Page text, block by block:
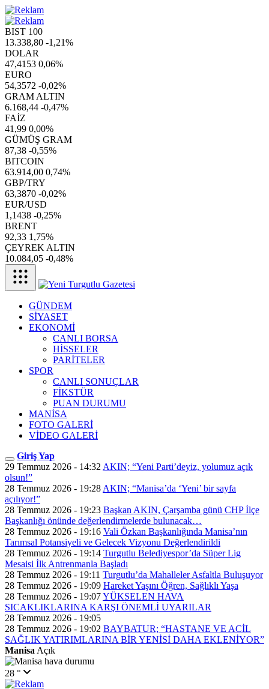
BIST 100
13.338,80 -1,21%
DOLAR
47,4153 0,06%
EURO
54,3572 -0,02%
GRAM ALTIN
6.168,44 -0,47%
FAİZ
41,99 0,00%
GÜMÜŞ GRAM
87,38 -0,55%
BITCOIN
63.914,00 0,74%
GBP/TRY
63,3870 -0,02%
EUR/USD
1,1438 -0,25%
BRENT
92,33 1,75%
ÇEYREK ALTIN
10.084,05 -0,48%
GÜNDEM
SİYASET
EKONOMİ
CANLI BORSA
HİSSELER
PARİTELER
SPOR
CANLI SONUÇLAR
FİKSTÜR
PUAN DURUMU
MANİSA
FOTO GALERİ
VİDEO GALERİ
Giriş Yap
29 Temmuz 2026 - 14:32 AKIN; “Yeni Parti’deyiz, yolumuz açık
olsun!”
28 Temmuz 2026 - 19:28 AKIN; “Manisa’da ‘Yeni’ bir sayfa
açılıyor!”
28 Temmuz 2026 - 19:23 Başkan AKIN, Çarşamba günü CHP İlçe
Başkanlığı önünde değerlendirmelerde bulunacak…
28 Temmuz 2026 - 19:16 Vali Özkan Başkanlığında Manisa’nın
Tarımsal Potansiyeli ve Gelecek Vizyonu Değerlendirildi
28 Temmuz 2026 - 19:14 Turgutlu Belediyespor’da Süper Lig
Mesaisi İlk Antrenmanla Başladı
28 Temmuz 2026 - 19:11 Turgutlu’da Mahalleler Asfaltla Buluşuyor
28 Temmuz 2026 - 19:09 Hareket Yaşını Öğren, Sağlıklı Yaşa
28 Temmuz 2026 - 19:07YÜKSELEN HAVA
SICAKLIKLARINA KARŞI ÖNEMLİ UYARILAR
28 Temmuz 2026 - 19:05
28 Temmuz 2026 - 19:02 BAYBATUR; “HASTANE VE ACİL
SAĞLIK YATIRIMLARINA BİR YENİSİ DAHA EKLENİYOR”
Manisa Açık
28 °